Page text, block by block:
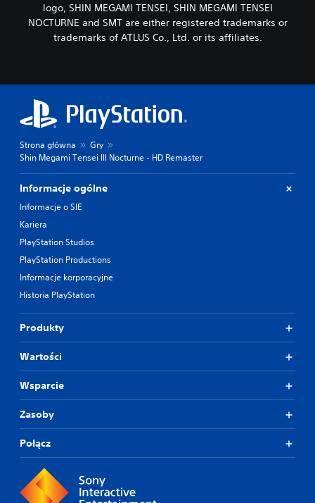
logo, SHIN MEGAMI TENSEI, SHIN MEGAMI TENSEI
NOCTURNE and SMT are either registered trademarks or
trademarks of ATLUS Co., Ltd. or its affiliates.
Strona główna
Gry
Shin Megami Tensei III Nocturne - HD Remaster
Informacje ogólne
Informacje o SIE
Kariera
PlayStation Studios
PlayStation Productions
Informacje korporacyjne
Historia PlayStation
Produkty
Wartości
Wsparcie
Zasoby
Połącz